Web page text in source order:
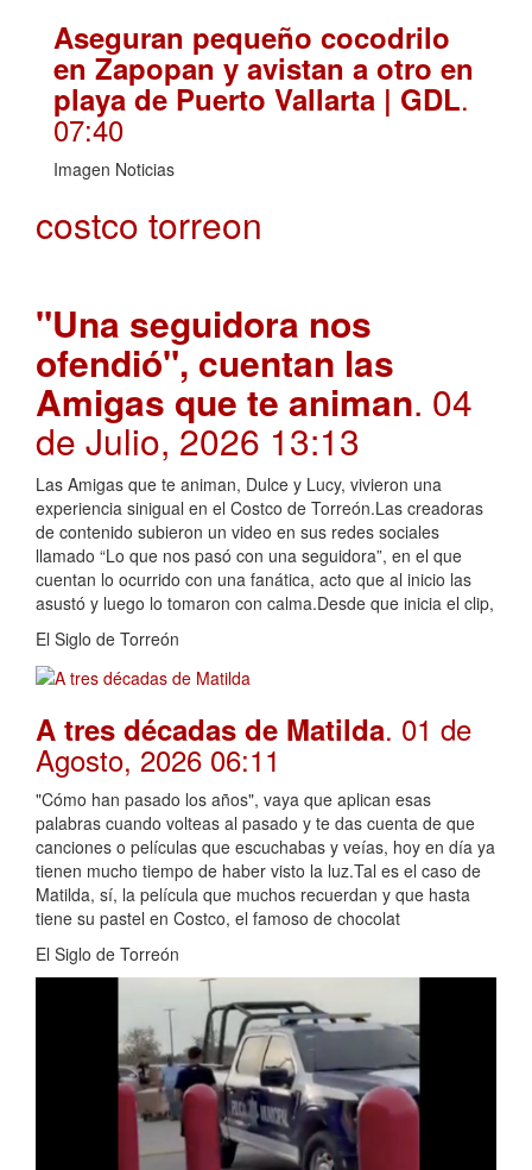
Aseguran pequeño cocodrilo
en Zapopan y avistan a otro en
playa de Puerto Vallarta | GDL.
07:40
Imagen Noticias
costco torreon
"Una seguidora nos
ofendió", cuentan las
Amigas que te animan. 04
de Julio, 2026 13:13
Las Amigas que te animan, Dulce y Lucy, vivieron una
experiencia sinigual en el Costco de Torreón.Las creadoras
de contenido subieron un video en sus redes sociales
llamado “Lo que nos pasó con una seguidora”, en el que
cuentan lo ocurrido con una fanática, acto que al inicio las
asustó y luego lo tomaron con calma.Desde que inicia el clip,
El Siglo de Torreón
A tres décadas de Matilda. 01 de
Agosto, 2026 06:11
"Cómo han pasado los años", vaya que aplican esas
palabras cuando volteas al pasado y te das cuenta de que
canciones o películas que escuchabas y veías, hoy en día ya
tienen mucho tiempo de haber visto la luz.Tal es el caso de
Matilda, sí, la película que muchos recuerdan y que hasta
tiene su pastel en Costco, el famoso de chocolat
El Siglo de Torreón